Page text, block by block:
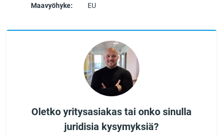
Maavyöhyke:
EU
Oletko yritysasiakas tai onko sinulla
juridisia kysymyksiä?